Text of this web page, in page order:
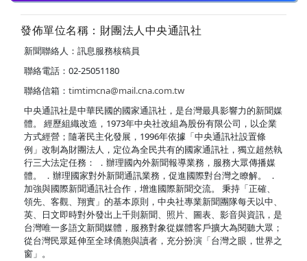
發佈單位名稱：財團法人中央通訊社
新聞聯絡人：訊息服務核稿員
聯絡電話：02-25051180
聯絡信箱： timtimcna@mail.cna.com.tw
中央通訊社是中華民國的國家通訊社，是台灣最具影響力的新聞媒
體。 經歷組織改造，1973年中央社改組為股份有限公司，以企業
方式經營；隨著民主化發展，1996年依據「中央通訊社設置條
例」改制為財團法人，定位為全民共有的國家通訊社，獨立超然執
行三大法定任務： ．辦理國內外新聞報導業務，服務大眾傳播媒
體。 ．辦理國家對外新聞通訊業務，促進國際對台灣之瞭解。 ．
加強與國際新聞通訊社合作，增進國際新聞交流。 秉持「正確、
領先、客觀、翔實」的基本原則，中央社專業新聞團隊每天以中、
英、日文即時對外發出上千則新聞、照片、圖表、影音與資訊，是
台灣唯一多語文新聞媒體，服務對象從媒體客戶擴大為閱聽大眾；
從台灣民眾延伸至全球僑胞與讀者，充分扮演「台灣之眼，世界之
窗」。